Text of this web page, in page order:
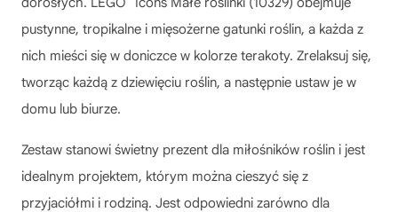
pustynne, tropikalne i mięsożerne gatunki roślin, a każda z
nich mieści się w doniczce w kolorze terakoty. Zrelaksuj się,
tworząc każdą z dziewięciu roślin, a następnie ustaw je w
domu lub biurze.
Zestaw stanowi świetny prezent dla miłośników roślin i jest
idealnym projektem, którym można cieszyć się z
przyjaciółmi i rodziną. Jest odpowiedni zarówno dla